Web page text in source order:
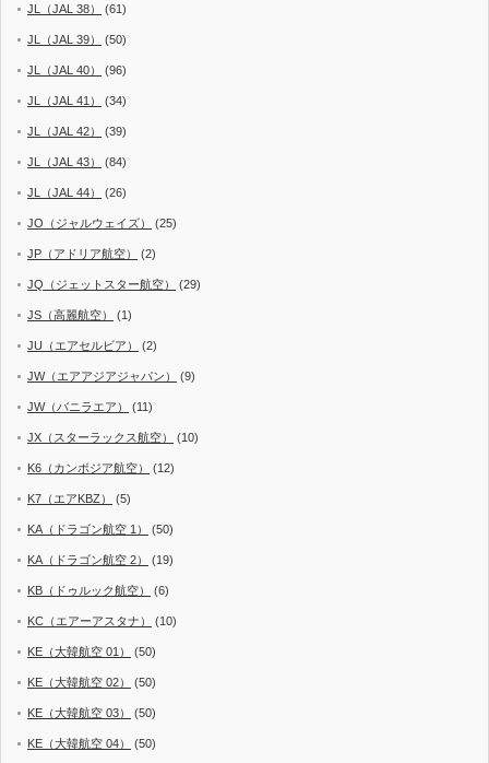
JL（JAL 38） (61)
JL（JAL 39） (50)
JL（JAL 40） (96)
JL（JAL 41） (34)
JL（JAL 42） (39)
JL（JAL 43） (84)
JL（JAL 44） (26)
JO（ジャルウェイズ） (25)
JP（アドリア航空） (2)
JQ（ジェットスター航空） (29)
JS（高麗航空） (1)
JU（エアセルビア） (2)
JW（エアアジアジャパン） (9)
JW（バニラエア） (11)
JX（スターラックス航空） (10)
K6（カンボジア航空） (12)
K7（エアKBZ） (5)
KA（ドラゴン航空 1） (50)
KA（ドラゴン航空 2） (19)
KB（ドゥルック航空） (6)
KC（エアーアスタナ） (10)
KE（大韓航空 01） (50)
KE（大韓航空 02） (50)
KE（大韓航空 03） (50)
KE（大韓航空 04） (50)